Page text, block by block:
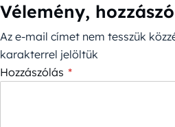
Vélemény,
Az e-mail címet nem tesszük
karakterrel jelöltük
Hozzászólás *